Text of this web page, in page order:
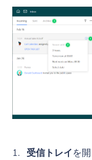
受信トレイを開